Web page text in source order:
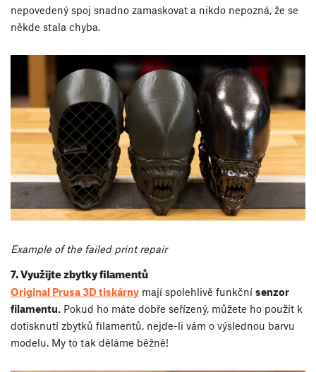
nepovedený spoj snadno zamaskovat a nikdo nepozná, že se
někde stala chyba.
Example of the failed print repair
7. Využijte zbytky filamentů
Original Prusa 3D tiskárny mají spolehlivě funkční senzor
filamentu. Pokud ho máte dobře seřízený, můžete ho použít k
dotisknutí zbytků filamentů, nejde-li vám o výslednou barvu
modelu. My to tak děláme běžně!